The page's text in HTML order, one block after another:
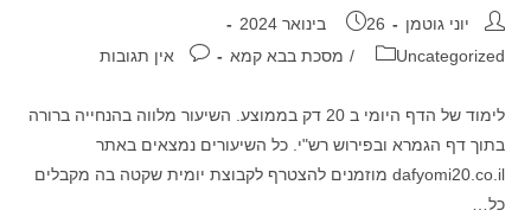
מחבר:יוני גוטמן פורסם:
26 בינואר 2024
קטגוריה:
Uncategorized
/ מסכת בבא קמא תגובות:אין תגובות
לימוד של הדף היומי ב 20 דק בממוצע. השיעור מלווה בהנחייה ברורה
בתוך דף הגמרא ובפירוש רש"י. כל השיעורים נמצאים באתר
dafyomi20.co.il מוזמנים להצטרף לקבוצת יומית שקטה בה מקבלים
כל…